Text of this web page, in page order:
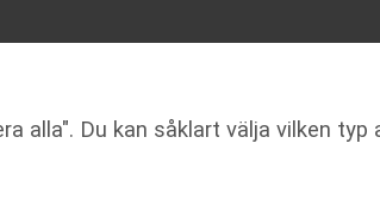
alla". Du kan såklart välja vilken